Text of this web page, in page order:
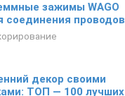
зажимы WAGO
соединения проводов
декор своими
ТОП — 100 лучших